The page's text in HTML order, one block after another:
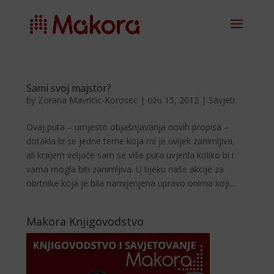
Sami svoj majstor?
by Zorana Mavricic-Korosec | ožu 15, 2012 | Savjeti
Ovaj puta – umjesto objašnjavanja novih propisa –
dotakla bi se jedne teme koja mi je uvijek zanimljiva,
ali krajem veljače sam se više puta uvjerila koliko bi i
vama mogla biti zanimljiva. U tijeku naše akcije za
obrtnike koja je bila namijenjena upravo onima koji...
Makora Knjigovodstvo